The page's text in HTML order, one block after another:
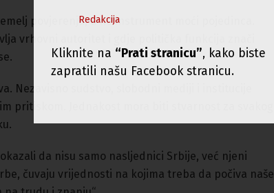
povjerenja, a ne instrument moći pojedinca.
vrhovni autoritet i gdje politička funkcija znači
Nezavisno sudstvo, slobodni mediji i institucije
pritiskom. Jednakost mora biti stvarnost za svakog
da nisu samo nasljednici Srbije, već njeni
čuvaju vrijednosti na kojima treba da počiva naše
Redakcija
Kliknite na “Prati stranicu”, kako biste
zapratili našu Facebook stranicu.